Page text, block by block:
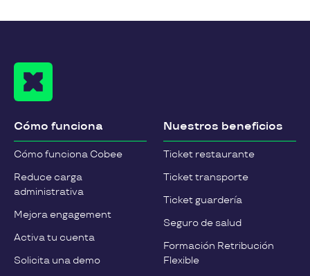
Cómo funciona
Cómo funciona Cobee
Reduce carga
administrativa
Mejora engagement
Activa tu cuenta
Solicita una demo
Nuestros beneficios
Ticket restaurante
Ticket transporte
Ticket guardería
Seguro de salud
Formación Retribución
Flexible